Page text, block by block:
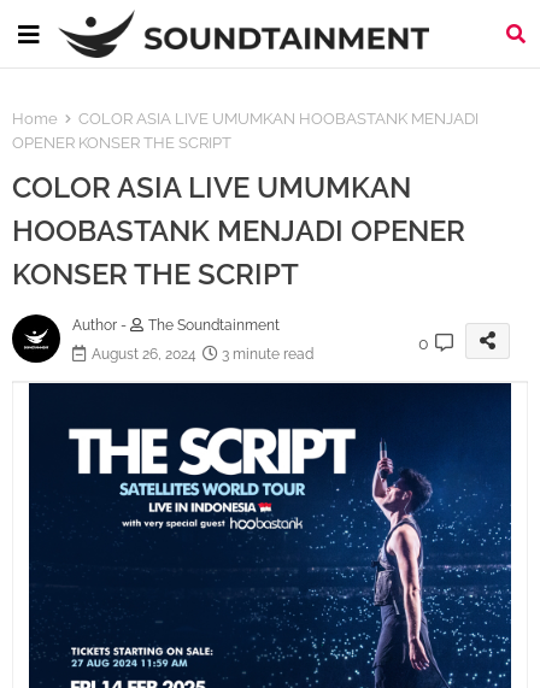
Home
COLOR ASIA LIVE UMUMKAN HOOBASTANK MENJADI
OPENER KONSER THE SCRIPT
COLOR ASIA LIVE UMUMKAN
HOOBASTANK MENJADI OPENER
KONSER THE SCRIPT
Author -
The Soundtainment
August 26, 2024
3 minute read
0